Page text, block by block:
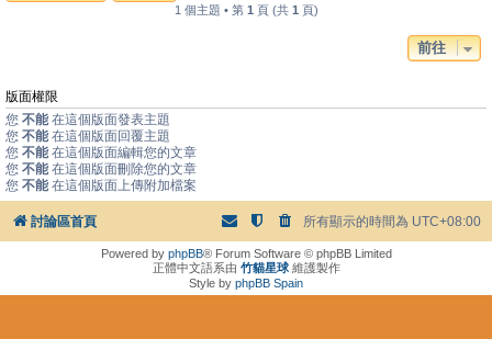
1 個主題 • 第 1 頁 (共 1 頁)
前往
版面權限
您 不能在這個版面發表主題
您 不能在這個版面回覆主題
您 不能在這個版面編輯您的文章
您 不能在這個版面刪除您的文章
您 不能在這個版面上傳附加檔案
討論區首頁 所有顯示的時間為 UTC+08:00
Powered by phpBB® Forum Software © phpBB Limited
正體中文語系由 竹貓星球維護製作
Style by phpBB Spain